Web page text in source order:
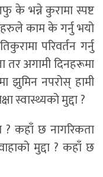
भन्ने कुरामा स्पष्ट
काम के गर्नु भयो
परिवर्तन गर्नु
तर अगामी दिनहरूमा
झुमिन नपरोस् हामी
स्वास्थ्यको मुद्दा ?
? कहाँ छ नागरिकता
मुद्दा ? कहाँ छ